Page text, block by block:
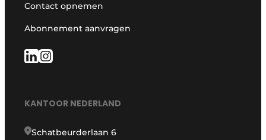
Contact opnemen
Abonnement aanvragen
KANTOOR NEDERLAND
Schatbeurderlaan 6